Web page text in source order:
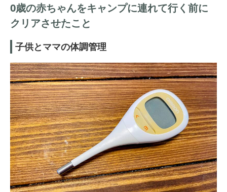
0歳の赤ちゃんをキャンプに連れて行く前に
クリアさせたこと
子供とママの体調管理